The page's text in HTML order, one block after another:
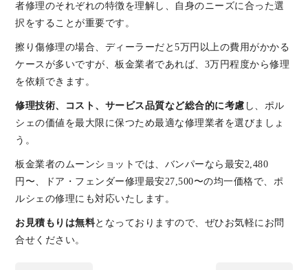
者修理のそれぞれの特徴を理解し、自身のニーズに合った選
択をすることが重要です。
擦り傷修理の場合、ディーラーだと5万円以上の費用がかかる
ケースが多いですが、板金業者であれば、3万円程度から修理
を依頼できます。
修理技術、コスト、サービス品質など総合的に考慮 し、ポル
シェの価値を最大限に保つため最適な修理業者を選びましょ
う。
板金業者のムーンショットでは、バンパーなら最安2,480
円〜、ドア・フェンダー修理最安27,500〜の均一価格で、ポ
ルシェの修理にも対応いたします。
お見積もりは無料となっておりますので、ぜひお気軽にお問
合せください。